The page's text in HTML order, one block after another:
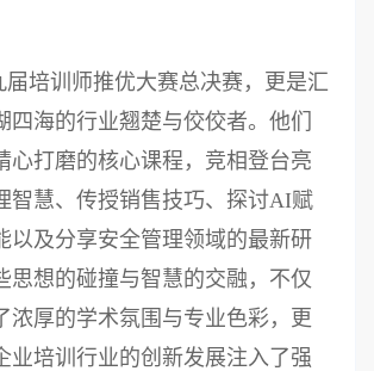
届培训师推优大赛总决赛，更是汇
四海的行业翘楚与佼佼者。他们
心打磨的核心课程，竞相登台亮
智慧、传授销售技巧、探讨AI赋
以及分享安全管理领域的最新研
思想的碰撞与智慧的交融，不仅
浓厚的学术氛围与专业色彩，更
业培训行业的创新发展注入了强